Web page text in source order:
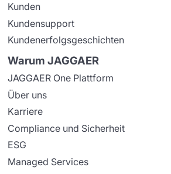
Kunden
Kundensupport
Kundenerfolgsgeschichten
Warum JAGGAER
JAGGAER One Plattform
Über uns
Karriere
Compliance und Sicherheit
ESG
Managed Services